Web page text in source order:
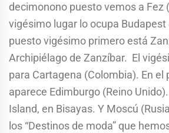
decimonono puesto vemos a Fez
vigésimo lugar lo ocupa Budapest
puesto vigésimo primero está
Archipiélago de Zanzíbar. El
para Cartagena (Colombia). En el
aparece Edimburgo (Reino
Island, en Bisayas. Y Moscú
los “Destinos de moda” que